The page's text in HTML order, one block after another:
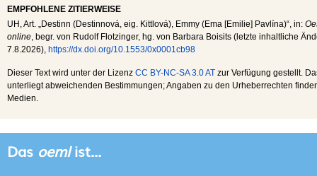
EMPFOHLENE ZITIERWEISE
UH , Art. „Destinn (Destinnová, eig. Kittlová), Emmy (Ema [Emilie] Pavlína)“, in:
online , begr. von Rudolf Flotzinger, hg. von Barbara Boisits (letzte inhaltliche
7.8.2026), https://dx.doi.org/10.1553/0x0001cb98
Dieser Text wird unter der Lizenz CC BY-NC-SA 3.0 AT zur Verfügung gestellt.
unterliegt abweichenden Bestimmungen; Angaben zu den Urheberrechten
Medien.
Das oemlist...